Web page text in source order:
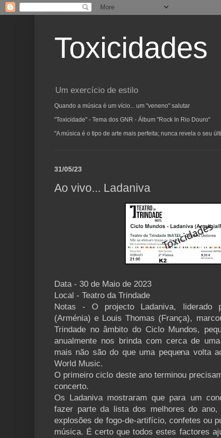
Toxicidades
Um exercício de estilo
Quando a música é um vício... um "veneno" salutar
"Toxicidade" - Tema dos GNR - Álbum "Rock In Rio Douro"
"A música é o tipo de arte mais perfeita; nunca revela o seu
31/05/23
Ao vivo... Ladaniva
Data - 30 de Maio de 2023
Local - Teatro da Trindade
Notas - O projecto Ladaniva, liderado
(Arménia) e Louis Thomas (França),
Trindade no âmbito do Ciclo Mundos,
anualmente nos brinda com cerca de
mais não são do que uma pequena volta
World Music.
O primeiro ciclo deste ano terminou
concerto.
Os Ladaniva mostraram que para um
fazer parte da lista dos melhores do ano,
explosões de fogo-de-artifício, confetes ou
música. É certo que todos estes factores